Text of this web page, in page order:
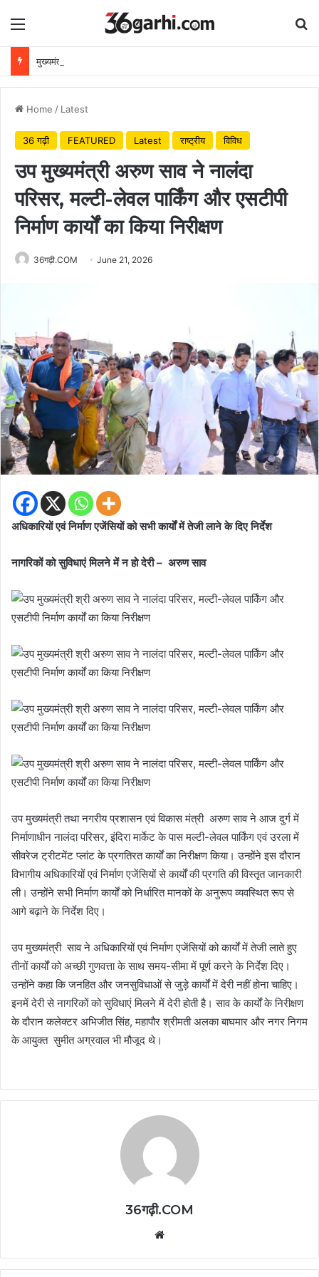
Menu
Home / Latest
36 गढ़ी FEATURED Latest राष्ट्रीय विविध
उप मुख्यमंत्री अरुण साव ने नालंदा
परिसर, मल्टी-लेवल पार्किंग और एसटीपी
निर्माण कार्यों का किया निरीक्षण
36गढ़ी.COM June 21, 2026
अधिकारियों एवं निर्माण एजेंसियों को सभी कार्यों में तेजी लाने के दिए निर्देश
नागरिकों को सुविधाएं मिलने में न हो देरी – अरुण साव
उप मुख्यमंत्री तथा नगरीय प्रशासन एवं विकास मंत्री अरुण साव ने आज दुर्ग में
निर्माणाधीन नालंदा परिसर, इंदिरा मार्केट के पास मल्टी-लेवल पार्किंग एवं उरला में
सीवरेज ट्रीटमेंट प्लांट के प्रगतिरत कार्यों का निरीक्षण किया। उन्होंने इस दौरान
विभागीय अधिकारियों एवं निर्माण एजेंसियों से कार्यों की प्रगति की विस्तृत जानकारी
ली। उन्होंने सभी निर्माण कार्यों को निर्धारित मानकों के अनुरूप व्यवस्थित रूप से
आगे बढ़ाने के निर्देश दिए।
उप मुख्यमंत्री साव ने अधिकारियों एवं निर्माण एजेंसियों को कार्यों में तेजी लाते हुए
तीनों कार्यों को अच्छी गुणवत्ता के साथ समय-सीमा में पूर्ण करने के निर्देश दिए।
उन्होंने कहा कि जनहित और जनसुविधाओं से जुड़े कार्यों में देरी नहीं होना चाहिए।
इनमें देरी से नागरिकों को सुविधाएं मिलने में देरी होती है। साव के कार्यों के निरीक्षण
के दौरान कलेक्टर अभिजीत सिंह, महापौर श्रीमती अलका बाघमार और नगर निगम
के आयुक्त सुमीत अग्रवाल भी मौजूद थे।
36गढ़ी.COM